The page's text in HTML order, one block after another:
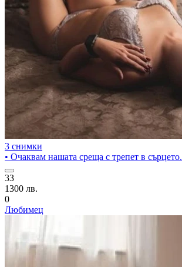
3 снимки
• Очаквам нашата среща с трепет в сърцето.
33
1300 лв.
0
Любимец